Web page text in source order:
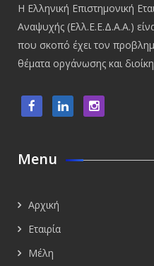
Η Ελληνική Επιστημονική
Αναψυχής (Ελλ.Ε.Ε.Δ.Α.Α.)
που σκοπό έχει τον
θέματα οργάνωσης και
Menu
Αρχική
Εταιρία
Μέλη